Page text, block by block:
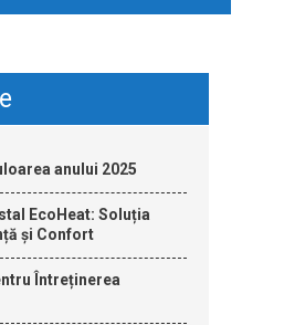
anului 2025
EcoHeat: Soluția
și Confort
Întreținerea